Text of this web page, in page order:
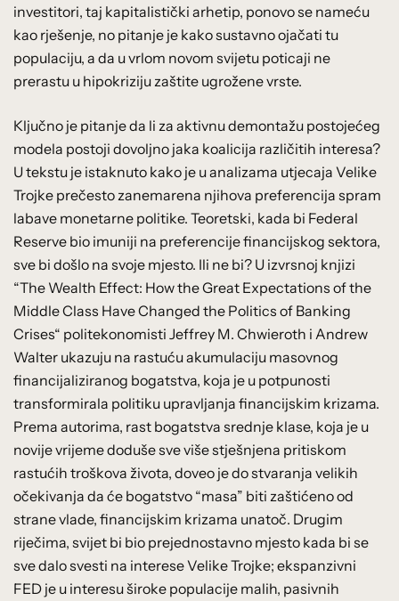
investitori, taj kapitalistički arhetip, ponovo se nameću
kao rješenje, no pitanje je kako sustavno ojačati tu
populaciju, a da u vrlom novom svijetu poticaji ne
prerastu u hipokriziju zaštite ugrožene vrste.
Ključno je pitanje da li za aktivnu demontažu postojećeg
modela postoji dovoljno jaka koalicija različitih interesa?
U tekstu je istaknuto kako je u analizama utjecaja Velike
Trojke prečesto zanemarena njihova preferencija spram
labave monetarne politike. Teoretski, kada bi Federal
Reserve bio imuniji na preferencije financijskog sektora,
sve bi došlo na svoje mjesto. Ili ne bi? U izvrsnoj knjizi
“The Wealth Effect: How the Great Expectations of the
Middle Class Have Changed the Politics of Banking
Crises“ politekonomisti Jeffrey M. Chwieroth i Andrew
Walter ukazuju na rastuću akumulaciju masovnog
financijaliziranog bogatstva, koja je u potpunosti
transformirala politiku upravljanja financijskim krizama.
Prema autorima, rast bogatstva srednje klase, koja je u
novije vrijeme doduše sve više stješnjena pritiskom
rastućih troškova života, doveo je do stvaranja velikih
očekivanja da će bogatstvo “masa” biti zaštićeno od
strane vlade, financijskim krizama unatoč. Drugim
riječima, svijet bi bio prejednostavno mjesto kada bi se
sve dalo svesti na interese Velike Trojke; ekspanzivni
FED je u interesu široke populacije malih, pasivnih